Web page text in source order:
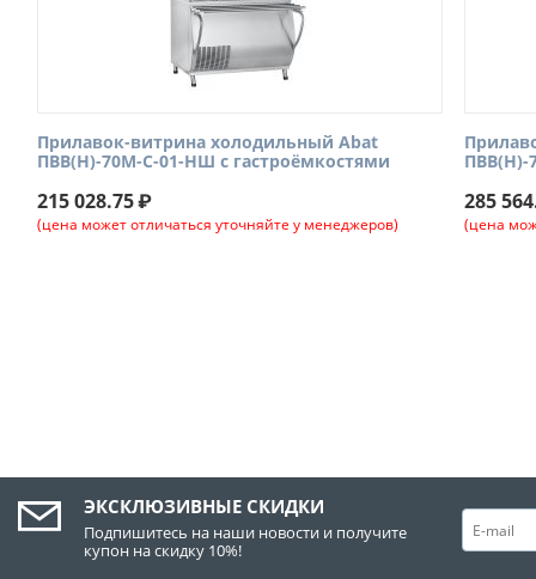
Прилавок-витрина холодильный Abat
ПВВ(Н)-70М-С-01-НШ с гастроёмкостями
215 028.75₽
(цена может отличаться уточняйте у менеджеров)
ПВВ(Н)-
285
(цена
ЭКСКЛЮЗИВНЫЕ СКИДКИ
Подпишитесь на наши новости и получите
купон на скидку 10%!